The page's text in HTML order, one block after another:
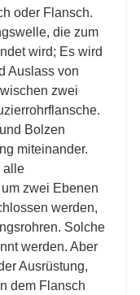
oder Flansch.
die zum
wird; Es wird
Auslass von
zwei
Bolzen
miteinander.
alle
zwei Ebenen
werden,
Solche
werden. Aber
Ausrüstung,
dem Flansch